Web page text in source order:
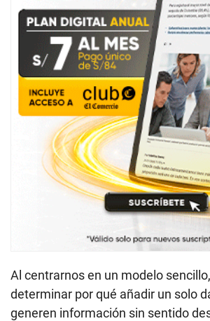
Al centrarnos en un modelo
determinar por qué añadir un solo
generen información sin sentido